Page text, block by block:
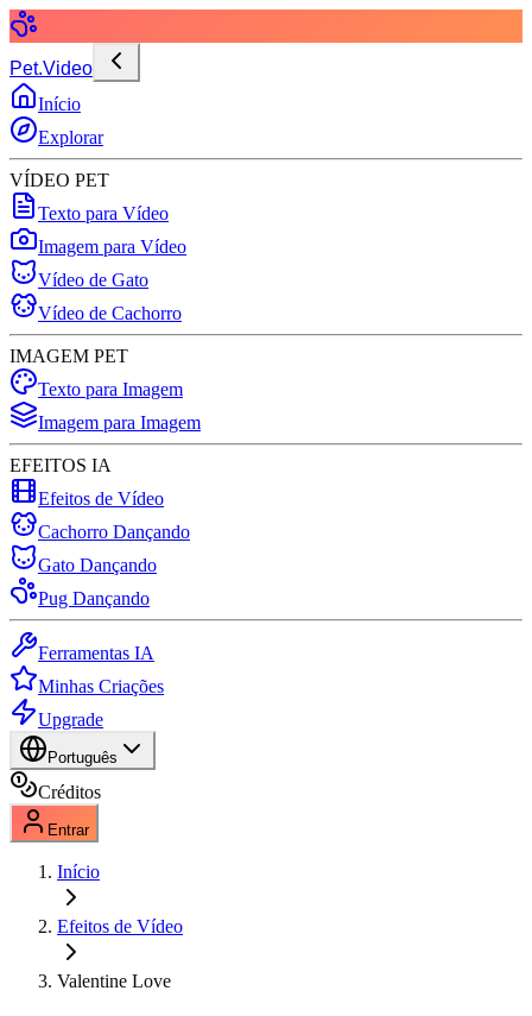
Pet.Video
Início
Explorar
VÍDEO PET
Texto para Vídeo
Imagem para Vídeo
Vídeo de Gato
Vídeo de Cachorro
IMAGEM PET
Texto para Imagem
Imagem para Imagem
EFEITOS IA
Efeitos de Vídeo
Cachorro Dançando
Gato Dançando
Pug Dançando
Ferramentas IA
Minhas Criações
Upgrade
Português
Créditos
Entrar
Início
Efeitos de Vídeo
Valentine Love